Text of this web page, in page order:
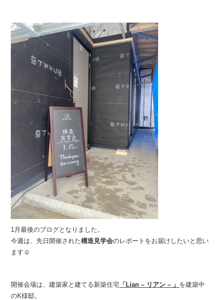
1月最後のブログとなりました。
今週は、先日開催された構造見学会のレポートをお届けしたいと思い
ます☺︎
開催会場は、建築家と建てる新築住宅 「Lian – リアン – 」 を建築中
のK様邸。